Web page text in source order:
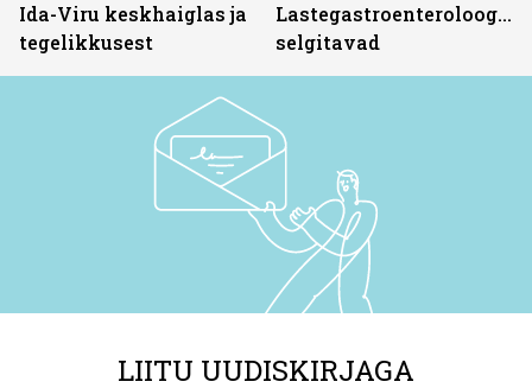
Ida-Viru keskhaiglas ja
tegelikkusest
Lastegastroenteroloogid
selgitavad
LIITU UUDISKIRJAGA